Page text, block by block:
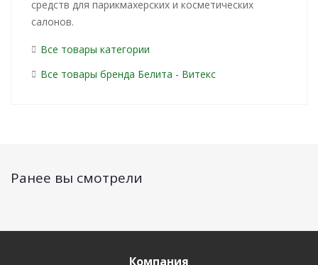
средств для парикмахерских и косметических
салонов.
Все товары категории
Все товары бренда Белита - Витекс
Ранее вы смотрели
Компания